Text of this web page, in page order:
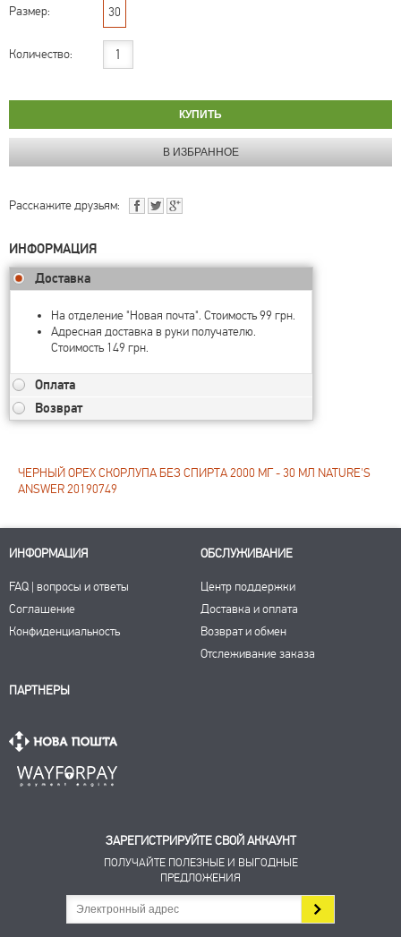
Размер: 30
Количество:
Расскажите друзьям:
ИНФОРМАЦИЯ
Доставка
На отделение "Новая почта". Стоимость 99 грн.
Адресная доставка в руки получателю.
Стоимость 149 грн.
Оплата
Возврат
ЧЕРНЫЙ ОРЕХ СКОРЛУПА БЕЗ СПИРТА 2000 МГ - 30 МЛ NATURE'S
ANSWER 20190749
ИНФОРМАЦИЯ
FAQ | вопросы и ответы
Соглашение
Конфиденциальность
ОБСЛУЖИВАНИЕ
Центр поддержки
Доставка и оплата
Возврат и обмен
Отслеживание заказа
ПАРТНЕРЫ
ЗАРЕГИСТРИРУЙТЕ СВОЙ АККАУНТ
ПОЛУЧАЙТЕ ПОЛЕЗНЫЕ И ВЫГОДНЫЕ
ПРЕДЛОЖЕНИЯ